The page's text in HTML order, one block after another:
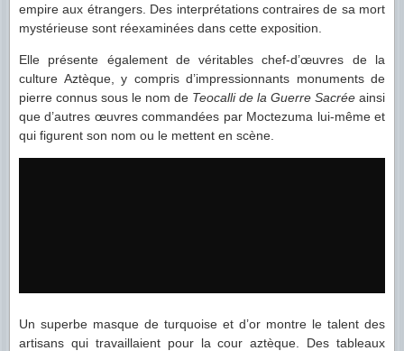
empire aux étrangers. Des interprétations contraires de sa mort
mystérieuse sont réexaminées dans cette exposition.
Elle présente également de véritables chef-d’œuvres de la
culture Aztèque, y compris d’impressionnants monuments de
pierre connus sous le nom de Teocalli de la Guerre Sacrée ainsi
que d’autres œuvres commandées par Moctezuma lui-même et
qui figurent son nom ou le mettent en scène.
Un superbe masque de turquoise et d’or montre le talent des
artisans qui travaillaient pour la cour aztèque. Des tableaux